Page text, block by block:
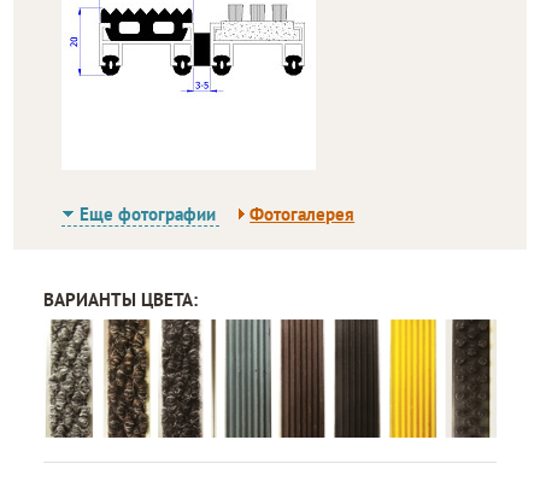
Еще фотографии Фотогалерея
ВАРИАНТЫ ЦВЕТА: